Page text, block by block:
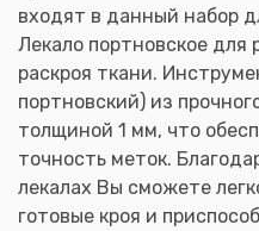
входят в данный набор
Лекало портновское для
раскроя ткани.
портновский) из
толщиной 1 мм, что
точность меток.
лекалах Вы сможете
готовые кроя и